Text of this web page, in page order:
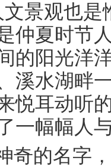
景观也
仲夏时节
的阳光洋
溪水湖畔
悦耳动听
一幅幅人
奇的名字